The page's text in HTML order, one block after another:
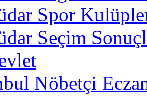
Spor
Seçim
Nöbetçi